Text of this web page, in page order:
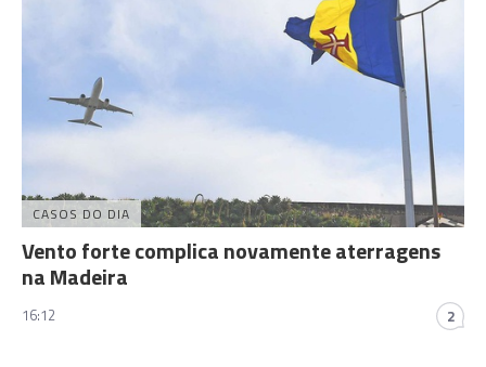
CASOS DO DIA
Vento forte complica novamente aterragens
na Madeira
16:12 2